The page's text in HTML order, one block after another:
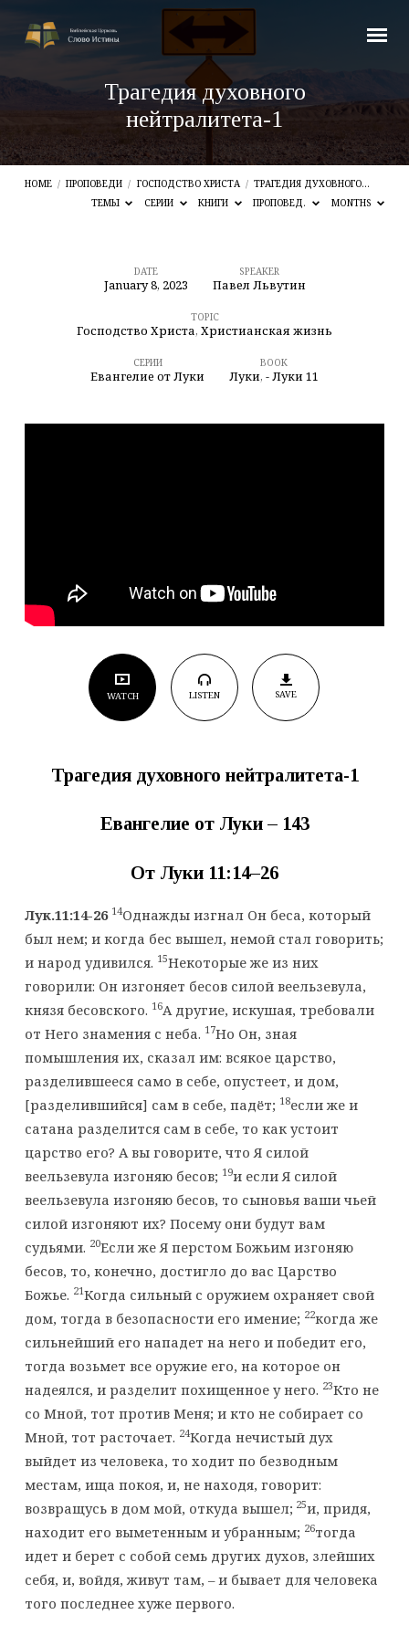
Трагедия духовного
нейтралитета-1
HOME / ПРОПОВЕДИ / ГОСПОДСТВО ХРИСТА / ТРАГЕДИЯ ДУХОВНОГО…
ТЕМЫ
СЕРИИ КНИГИ ПРОПОВЕД. MONTHS
Трагедия
духовного
DATE
January 8, 2023
SPEAKER
Павел Львутин
TOPIC
Господство Христа, Христианская жизнь
СЕРИИ
Евангелие от Луки
BOOK
Луки, - Луки 11
WATCH LISTEN SAVE
Трагедия духовного нейтралитета-1
Евангелие от Луки – 143
От Луки 11:14–26
Лук.11:14-26 14Однажды изгнал Он беса, который
был нем; и когда бес вышел, немой стал говорить;
и народ удивился. 15Некоторые же из них
говорили: Он изгоняет бесов силой веельзевула,
князя бесовского. 16А другие, искушая, требовали
от Него знамения с неба. 17Но Он, зная
помышления их, сказал им: всякое царство,
разделившееся само в себе, опустеет, и дом,
[разделившийся] сам в себе, падёт; 18если же и
сатана разделится сам в себе, то как устоит
царство его? А вы говорите, что Я силой
веельзевула изгоняю бесов; 19и если Я силой
веельзевула изгоняю бесов, то сыновья ваши чьей
силой изгоняют их? Посему они будут вам
судьями. 20Если же Я перстом Божьим изгоняю
бесов, то, конечно, достигло до вас Царство
Божье. 21Когда сильный с оружием охраняет свой
дом, тогда в безопасности его имение; 22когда же
сильнейший его нападет на него и победит его,
тогда возьмет все оружие его, на которое он
надеялся, и разделит похищенное у него. 23Кто не
со Мной, тот против Меня; и кто не собирает со
Мной, тот расточает. 24Когда нечистый дух
выйдет из человека, то ходит по безводным
местам, ища покоя, и, не находя, говорит:
возвращусь в дом мой, откуда вышел; 25и, придя,
находит его выметенным и убранным; 26тогда
идет и берет с собой семь других духов, злейших
себя, и, войдя, живут там, – и бывает для человека
того последнее хуже первого.